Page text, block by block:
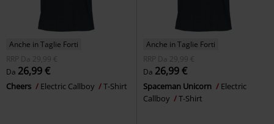
Anche in Taglie Forti
RRP
Da 29,99 €
Da 26,99 €
Cheers Electric Callboy T-Shirt
Anche in Taglie Forti
RRP
Da 29,99 €
Da 26,99 €
Spaceman Unicorn
Electric
Callboy
T-Shirt